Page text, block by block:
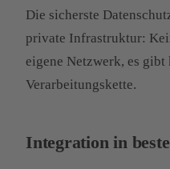
Die sicherste
private Infrastruktur:
eigene Netzwerk, es
Verarbeitungskette.
Integration in